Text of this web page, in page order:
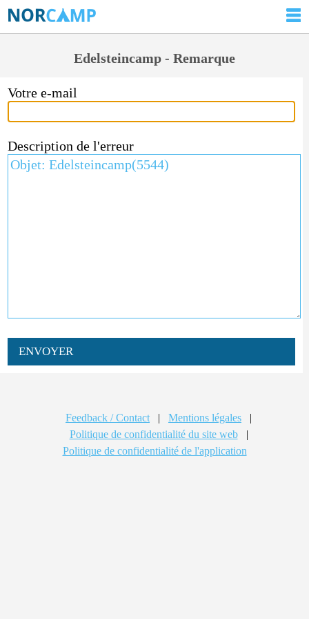
Edelsteincamp - Remarque
Votre e-mail
Description de l'erreur
ENVOYER
Feedback / Contact | Mentions légales
|
Politique de confidentialité du site web
|
Politique de confidentialité de l'application